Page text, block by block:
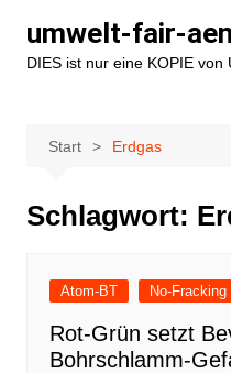
Inhalt
springen
umwelt-fair-
DIES ist nur eine KOPIE von
Start Erdgas
Schlagwort:
Atom-BT No-Fracking
Rot-Grün setzt
Bohrschlamm-